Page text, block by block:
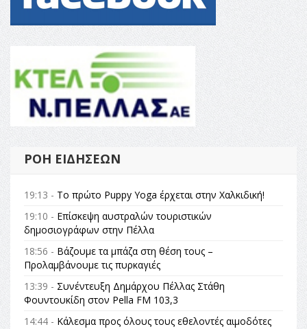
ΡΟΉ ΕΙΔΉΣΕΩΝ
19:13 - Το πρώτο Puppy Yoga έρχεται στην Χαλκιδική!
19:10 - Επίσκεψη αυστραλών τουριστικών
δημοσιογράφων στην Πέλλα
18:56 - Βάζουμε τα μπάζα στη θέση τους –
Προλαμβάνουμε τις πυρκαγιές
13:39 - Συνέντευξη Δημάρχου Πέλλας Στάθη
Φουντουκίδη στον Pella FM 103,3
14:44 - Κάλεσμα προς όλους τους εθελοντές αιμοδότες